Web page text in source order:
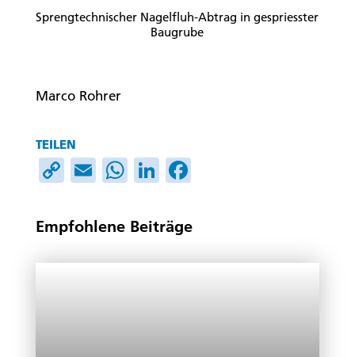
Sprengtechnischer Nagelfluh-Abtrag in gespriesster
Baugrube
Marco Rohrer
TEILEN
CopyEmailWhatsApp
LinkedIn
Empfohlene Beiträge